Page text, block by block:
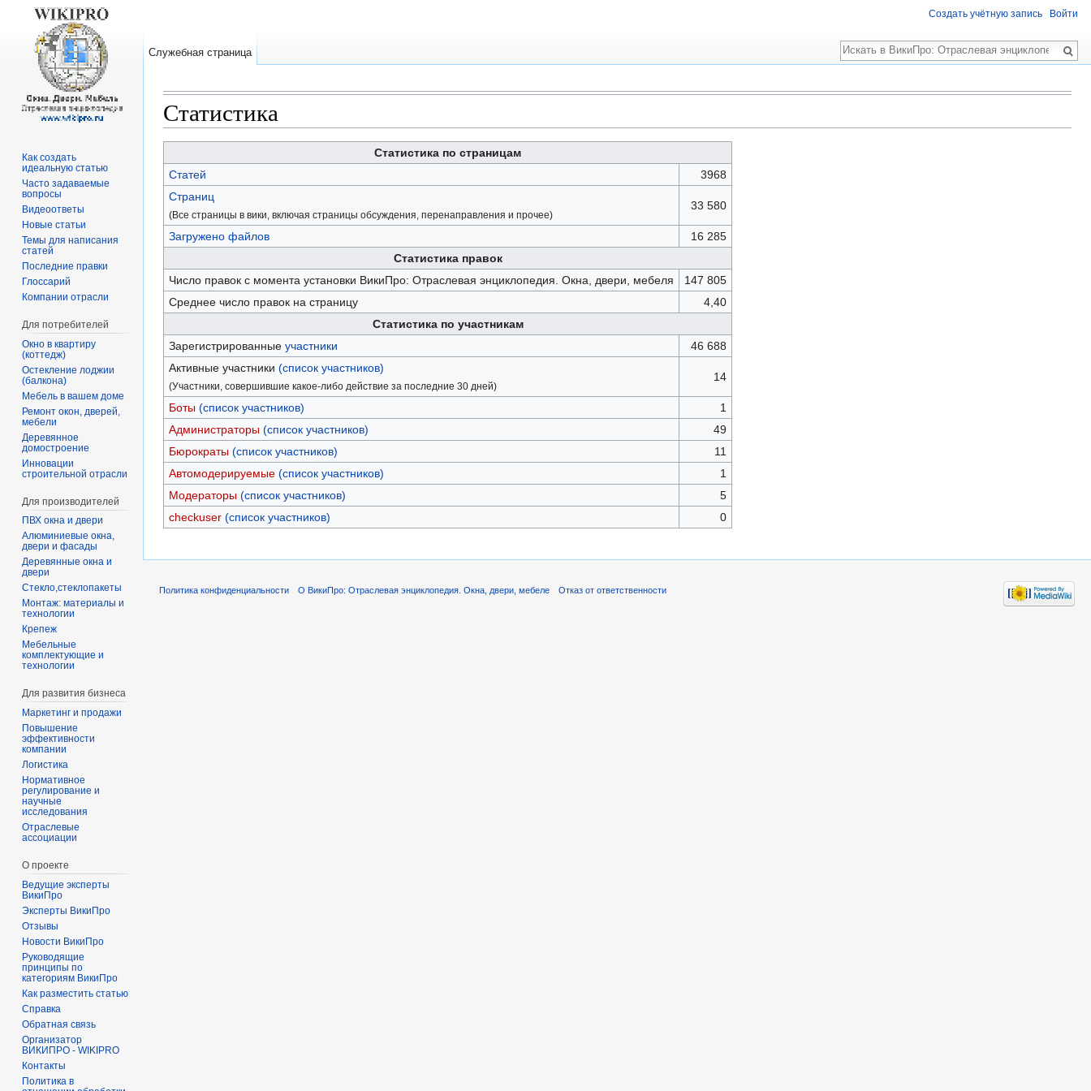
Статистика
Статистика по страницам
Статей
3968
Страниц
(Все страницы в вики, включая страницы обсуждения, перенаправления и прочее)
33 580
Загружено файлов
16 285
Статистика правок
Число правок с момента установки ВикиПро: Отраслевая энциклопедия. Окна, двери, мебеля
147 805
Среднее число правок на страницу
4,40
Статистика по участникам
Зарегистрированные участники
46 688
Активные участники (список участников)
(Участники, совершившие какое-либо действие за последние 30 дней)
14
Боты (список участников)
1
Администраторы (список участников)
49
Бюрократы (список участников)
11
Автомодерируемые (список участников)
1
Модераторы (список участников)
5
checkuser (список участников) 0
Создать учётную запись Войти
Служебная страница
Поиск
Как создать
идеальную статью
Часто задаваемые
вопросы
Видеоответы
Новые статьи
Темы для написания
статей
Последние правки
Глоссарий
Компании отрасли
Для потребителей
Окно в квартиру
(коттедж)
Остекление лоджии
(балкона)
Мебель в вашем доме
Ремонт окон, дверей,
мебели
Деревянное
домостроение
Инновации
строительной отрасли
Для производителей
ПВХ окна и двери
Алюминиевые окна,
двери и фасады
Деревянные окна и
двери
Стекло,стеклопакеты
Монтаж: материалы и
технологии
Крепеж
Мебельные
комплектующие и
технологии
Для развития бизнеса
Маркетинг и продажи
Повышение
эффективности
компании
Логистика
Нормативное
регулирование и
научные
исследования
Отраслевые
ассоциации
О проекте
Ведущие эксперты
ВикиПро
Эксперты ВикиПро
Отзывы
Новости ВикиПро
Руководящие
принципы по
категориям ВикиПро
Как разместить статью
Справка
Обратная связь
Организатор
ВИКИПРО - WIKIPRO
Контакты
Политика в
Политика конфиденциальности О ВикиПро: Отраслевая энциклопедия. Окна, двери, мебеле Отказ от ответственности